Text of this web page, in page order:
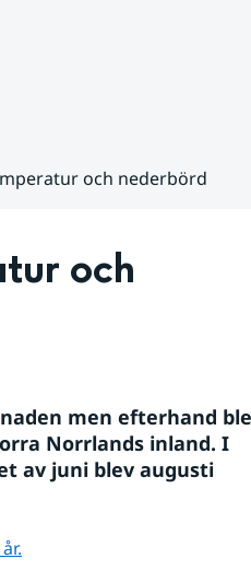
och nederbörd
och
men efterhand
Norrlands inland. I
av juni blev augusti